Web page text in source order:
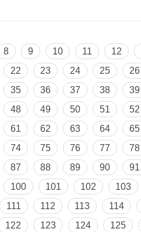
8 9 10 11 12
22 23 24 25 26
35 36 37 38 39
48 49 50 51 52
61 62 63 64 65
74 75 76 77 78
87 88 89 90 91
100 101 102 103
111 112 113 114
122 123 124 125